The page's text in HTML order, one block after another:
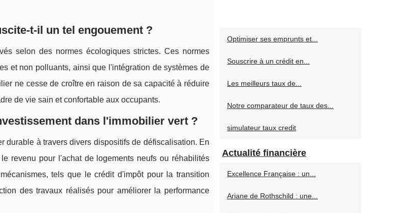
t-il un tel engouement ?
selon des normes écologiques strictes. Ces normes
et non polluants, ainsi que l'intégration de systèmes de
ne cesse de croître en raison de sa capacité à réduire
de vie sain et confortable aux occupants.
dans l'immobilier vert ?
durable à travers divers dispositifs de défiscalisation. En
revenu pour l'achat de logements neufs ou réhabilités
tels que le crédit d'impôt pour la transition
des travaux réalisés pour améliorer la performance
Optimiser ses emprunts et...
Souscrire à un crédit en...
Les meilleurs taux de...
Notre comparateur de taux des...
simulateur taux credit
Actualité financière
Excellence Française : un...
Ariane de Rothschild : une...